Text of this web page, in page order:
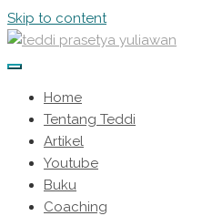
Skip to content
Home
Tentang Teddi
Artikel
Youtube
Buku
Coaching